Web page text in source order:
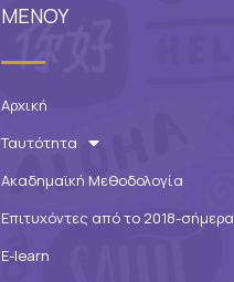
ΜΕΝΟΥ
Αρχική
Ταυτότητα
Ακαδημαϊκή Μεθοδολογία
Επιτυχόντες από το 2018-σήμερα
E-learn